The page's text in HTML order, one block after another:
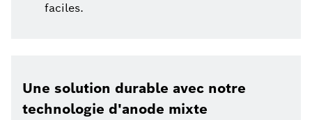
faciles.
Une solution durable avec notre
technologie d'anode mixte